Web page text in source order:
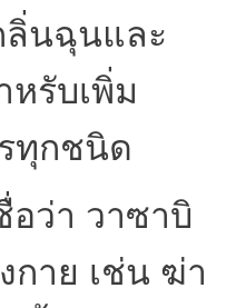
ลิ่นฉุนและ
หรับเพิ่ม
ทุกชนิด
ว่า วาซาบิ
กาย เช่น ฆ่า